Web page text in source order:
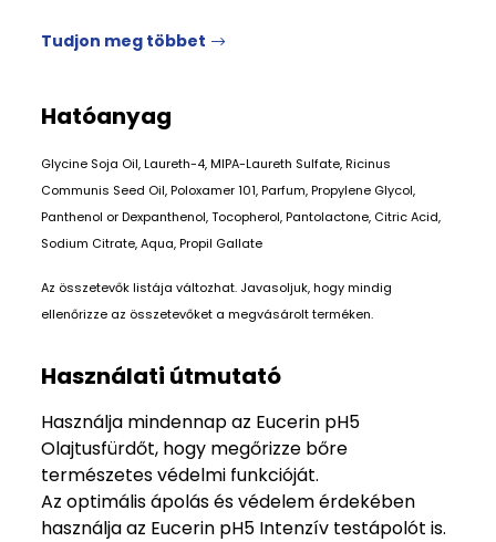
Tudjon meg többet
Hatóanyag
Glycine Soja Oil, Laureth-4, MIPA-Laureth Sulfate, Ricinus
Communis Seed Oil, Poloxamer 101, Parfum, Propylene Glycol,
Panthenol or Dexpanthenol, Tocopherol, Pantolactone, Citric Acid,
Sodium Citrate, Aqua, Propil Gallate
Az összetevők listája változhat. Javasoljuk, hogy mindig
ellenőrizze az összetevőket a megvásárolt terméken.
Használati útmutató
Használja mindennap az Eucerin pH5
Olajtusfürdőt, hogy megőrizze bőre
természetes védelmi funkcióját.
Az optimális ápolás és védelem érdekében
használja az Eucerin pH5 Intenzív testápolót is.